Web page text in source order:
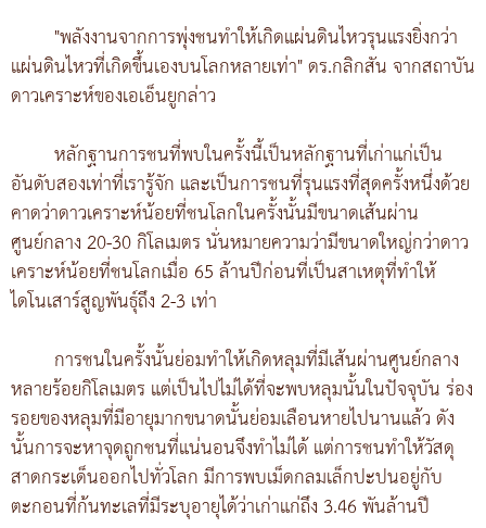
"พลังงานจากการพุ่งชนทำให้เกิดแผ่นดินไหวรุนแรงยิ่งกว่า
แผ่นดินไหวที่เกิดขึ้นเองบนโลกหลายเท่า" ดร.กลิกสัน จากสถาบัน
ดาวเคราะห์ของเอเอ็นยูกล่าว
หลักฐานการชนที่พบในครั้งนี้เป็นหลักฐานที่เก่าแก่เป็น
อันดับสองเท่าที่เรารู้จัก และเป็นการชนที่รุนแรงที่สุดครั้งหนึ่งด้วย
คาดว่าดาวเคราะห์น้อยที่ชนโลกในครั้งนั้นมีขนาดเส้นผ่าน
ศูนย์กลาง 20-30 กิโลเมตร นั่นหมายความว่ามีขนาดใหญ่กว่าดาว
เคราะห์น้อยที่ชนโลกเมื่อ 65 ล้านปีก่อนที่เป็นสาเหตุที่ทำให้
ไดโนเสาร์สูญพันธุ์ถึง 2-3 เท่า
การชนในครั้งนั้นย่อมทำให้เกิดหลุมที่มีเส้นผ่านศูนย์กลาง
หลายร้อยกิโลเมตร แต่เป็นไปไม่ได้ที่จะพบหลุมนั้นในปัจจุบัน ร่อง
รอยของหลุมที่มีอายุมากขนาดนั้นย่อมเลือนหายไปนานแล้ว ดัง
นั้นการจะหาจุดถูกชนที่แน่นอนจึงทำไม่ได้ แต่การชนทำให้วัสดุ
สาดกระเด็นออกไปทั่วโลก มีการพบเม็ดกลมเล็กปะปนอยู่กับ
ตะกอนที่ก้นทะเลที่มีระบุอายุได้ว่าเก่าแก่ถึง 3.46 พันล้านปี